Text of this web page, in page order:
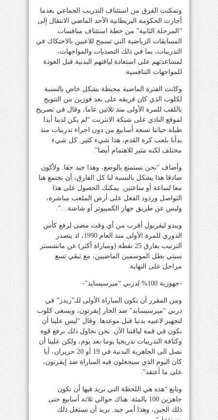
وتمكنت الفرق من استئناف التدريب الجماعي بعدما
أجازت الحكومة البريطانية الأحد الماضي الانتقال إلى
“المرحلة الثانية” من خطة استئناف منافسات
المسابقات الرياضية التي تسمح للاعبين بالاحتكاك في
التدريبات، بما في ذلك التصديات والمواجهات،
لمساعدتهم على استعادة لياقتهم البدنية قبل العودة
للمواجهات التنافسية.
وكانت الفترة الماضية محبطة بشكل خاص بالنسبة
لكلوب الذي كان فريقه على بعد فوزين من التتويج
باللقب للمرة الأولى منذ ثلاثين عاما، وقال في تصريح
لموقع النادي على شبكة الانترنت “لم يكن لدينا أبدا
طيلة حياتنا تسعة أسابيع من دون اجراء تدريبات منذ
بدأنا بلعب كرة القدم، هذا شيء كثير. كل شيء
مختلف لكنه مثير للاهتمام أيضا”.
وأضاف “نحن نستمتع بالوضع، وهذا جيد حقا. ولأكون
صادقا هذا يشكل بالنسبة لنا كل الفارق، أن نجتمع هنا
معا لساعة أو ساعتين. يمكنك الحصول على هذا
التواصل وردود الفعل على أرض الملعب مباشرة،
وليس عن طريق جهاز الكمبيوتر أو شاشة…”.
ويبدو ليفربول أقرب من أي وقت مضى لرفع كأس
الدوري للمرة الأولى منذ العام 1990، اذ يتصدر
الترتيب بفارق 25 نقطة (ومباراة أكثر) عن مانشستر
سيتي بطل الموسمين الماضيين، مع تبقي تسع
مراحل على النهاية.
-جهوزية 100% لدربي “ميرسيسايد”-
ومن المقرر أن تكون المباراة الأولى للـ”ريدز” في
دربي “ميرسيسايد” ضد الجار إيفرتون، ويسعى كلوب
لتجهيز لاعبيه بدنيا قبل موعدها. وقال “ليس علينا أن
نكون في قمة لياقتنا الآن. نحن نحاول ذلك برفع قوة
وكثافة التدريبات تدريجيا يوما بعد يوم، ولكن علينا أن
نصل الى الجاهزية البدنية في 19 أو 20 حزيران، أيا
كان اليوم الذي سيجعلون فيه المباراة ضد إيفرتون،
على ما أعتقد”.
وتابع “هذه هي اللحظة التي نريد فيها أن نكون
جاهزين 100 بالمئة. هناك حوالي ثلاثة أسابيع حتى
ذلك الحين، وهذا أمر جيد. نريد أن نستغل ذلك